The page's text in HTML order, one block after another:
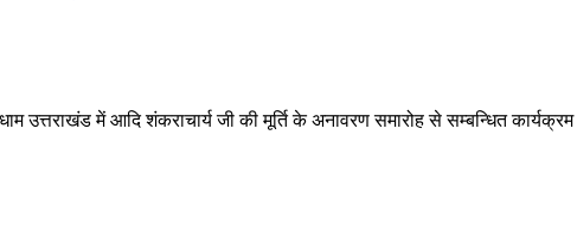
उत्तराखंड में आदि शंकराचार्य जी की मूर्ति के अनावरण समारोह से सम्बन्धित